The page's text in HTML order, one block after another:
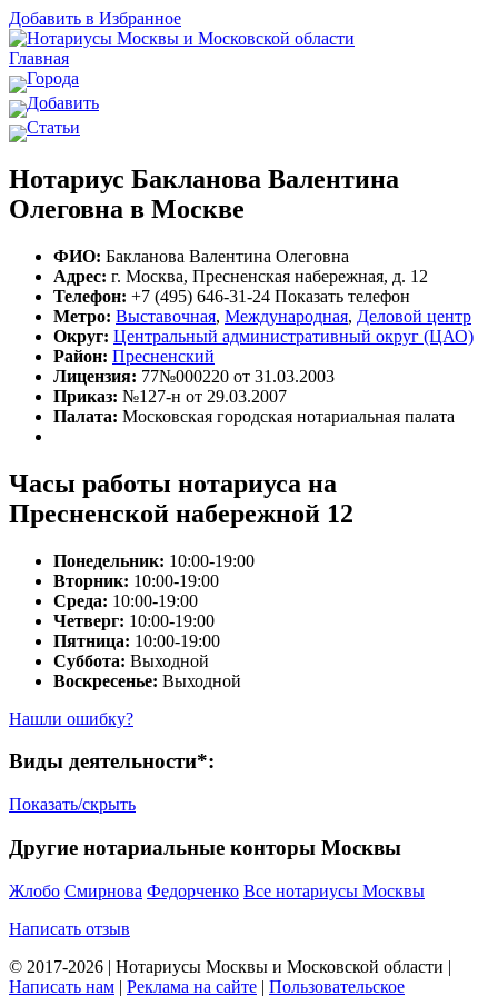
Добавить в Избранное
Главная
Города
Добавить
Статьи
Нотариус Бакланова Валентина
Олеговна в Москве
ФИО: Бакланова Валентина Олеговна
Адрес: г. Москва, Пресненская набережная, д. 12
Телефон: +7 (495) 646-31-24 Показать телефон
Метро: Выставочная, Международная, Деловой центр
Округ: Центральный административный округ (ЦАО)
Район: Пресненский
Лицензия: 77№000220 от 31.03.2003
Приказ: №127-н от 29.03.2007
Палата: Московская городская нотариальная палата
Часы работы нотариуса на
Пресненской набережной 12
Понедельник: 10:00-19:00
Вторник: 10:00-19:00
Среда: 10:00-19:00
Четверг: 10:00-19:00
Пятница: 10:00-19:00
Суббота: Выходной
Воскресенье: Выходной
Нашли ошибку?
Виды деятельности*:
Показать/скрыть
Другие нотариальные конторы Москвы
Жлобо Смирнова Федорченко Все нотариусы Москвы
Написать отзыв
© 2017-2026 | Нотариусы Москвы и Московской области |
Написать нам | Реклама на сайте | Пользовательское